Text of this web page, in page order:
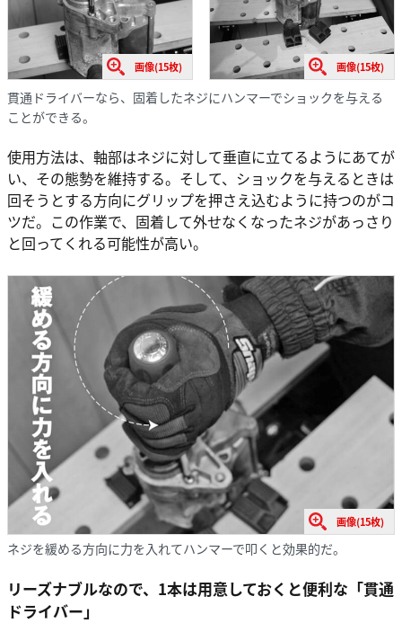
画像(15枚) 画像(15枚)
貫通ドライバーなら、固着したネジにハンマーでショックを与える
ことができる。
使用方法は、軸部はネジに対して垂直に立てるようにあてが
い、その態勢を維持する。そして、ショックを与えるときは
回そうとする方向にグリップを押さえ込むように持つのがコ
ツだ。この作業で、固着して外せなくなったネジがあっさり
と回ってくれる可能性が高い。
画像(15枚)
ネジを緩める方向に力を入れてハンマーで叩くと効果的だ。
リーズナブルなので、1本は用意しておくと便利な「貫通
ドライバー」